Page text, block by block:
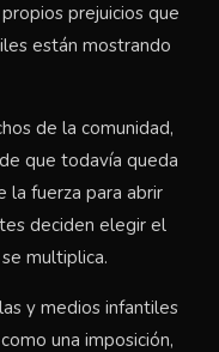
prejuicios que
están mostrando
de la comunidad,
que todavía queda
la fuerza para abrir
deciden elegir el
multiplica.
y medios infantiles
una imposición,